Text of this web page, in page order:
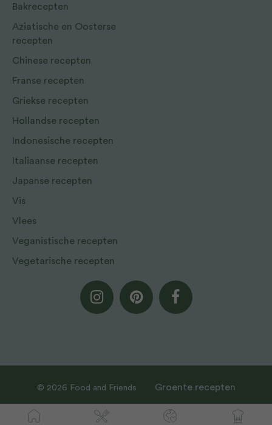
Bakrecepten
Aziatische en Oosterse
recepten
Chinese recepten
Franse recepten
Griekse recepten
Hollandse recepten
Indonesische recepten
Italiaanse recepten
Japanse recepten
Vis
Vlees
Veganistische recepten
Vegetarische recepten
© 2026 Food and Friends Groente recepten